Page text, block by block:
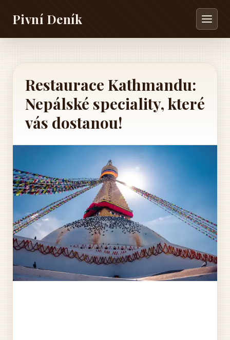
Pivní Deník
Restaurace Kathmandu:
Nepálské speciality, které
vás dostanou!